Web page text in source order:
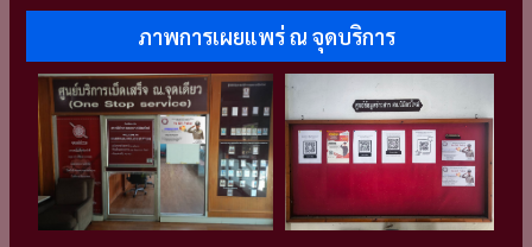
ภาพการเผยแพร่ ณ จุดบริการ